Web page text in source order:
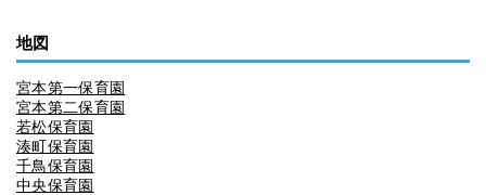
地図
宮本第一保育園
宮本第二保育園
若松保育園
湊町保育園
千鳥保育園
中央保育園